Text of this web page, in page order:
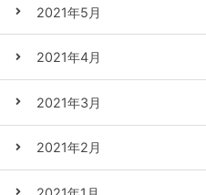
2021年5月
2021年4月
2021年3月
2021年2月